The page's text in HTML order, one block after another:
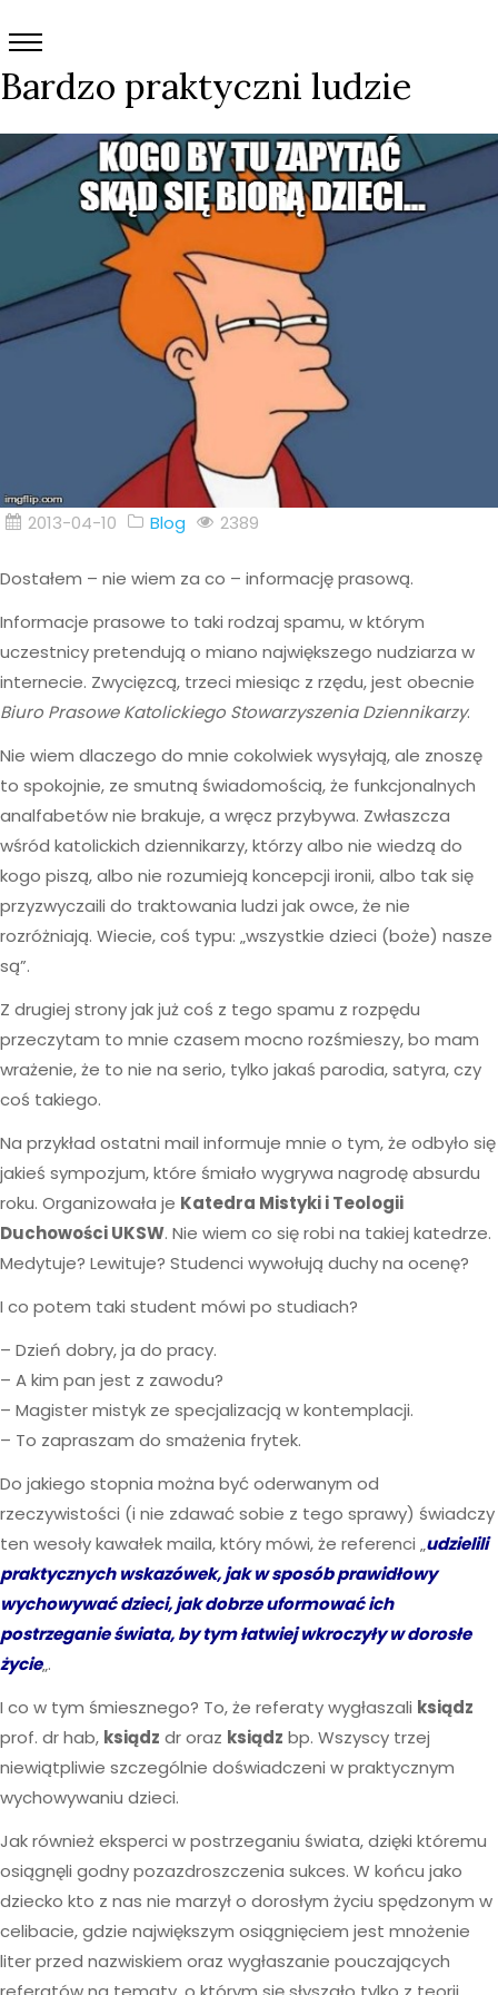
Bardzo praktyczni ludzie
2013-04-10 Blog 2389
Dostałem – nie wiem za co – informację prasową.
Informacje prasowe to taki rodzaj spamu, w którym
uczestnicy pretendują o miano największego nudziarza w
internecie. Zwycięzcą, trzeci miesiąc z rzędu, jest obecnie
Biuro Prasowe Katolickiego Stowarzyszenia Dziennikarzy.
Nie wiem dlaczego do mnie cokolwiek wysyłają, ale znoszę
to spokojnie, ze smutną świadomością, że funkcjonalnych
analfabetów nie brakuje, a wręcz przybywa. Zwłaszcza
wśród katolickich dziennikarzy, którzy albo nie wiedzą do
kogo piszą, albo nie rozumieją koncepcji ironii, albo tak się
przyzwyczaili do traktowania ludzi jak owce, że nie
rozróżniają. Wiecie, coś typu: „wszystkie dzieci (boże) nasze
są”.
Z drugiej strony jak już coś z tego spamu z rozpędu
przeczytam to mnie czasem mocno rozśmieszy, bo mam
wrażenie, że to nie na serio, tylko jakaś parodia, satyra, czy
coś takiego.
Na przykład ostatni mail informuje mnie o tym, że odbyło się
jakieś sympozjum, które śmiało wygrywa nagrodę absurdu
roku. Organizowała je Katedra Mistyki i Teologii
Duchowości UKSW. Nie wiem co się robi na takiej katedrze.
Medytuje? Lewituje? Studenci wywołują duchy na ocenę?
I co potem taki student mówi po studiach?
– Dzień dobry, ja do pracy.
– A kim pan jest z zawodu?
– Magister mistyk ze specjalizacją w kontemplacji.
– To zapraszam do smażenia frytek.
Do jakiego stopnia można być oderwanym od
rzeczywistości (i nie zdawać sobie z tego sprawy) świadczy
ten wesoły kawałek maila, który mówi, że referenci „udzielili
praktycznych wskazówek, jak w sposób prawidłowy
wychowywać dzieci, jak dobrze uformować ich
postrzeganie świata, by tym łatwiej wkroczyły w dorosłe
życie„.
I co w tym śmiesznego? To, że referaty wygłaszali ksiądz
prof. dr hab, ksiądz dr oraz ksiądz bp. Wszyscy trzej
niewiątpliwie szczególnie doświadczeni w praktycznym
wychowywaniu dzieci.
Jak również eksperci w postrzeganiu świata, dzięki któremu
osiągnęli godny pozazdroszczenia sukces. W końcu jako
dziecko kto z nas nie marzył o dorosłym życiu spędzonym w
celibacie, gdzie największym osiągnięciem jest mnożenie
liter przed nazwiskiem oraz wygłaszanie pouczających